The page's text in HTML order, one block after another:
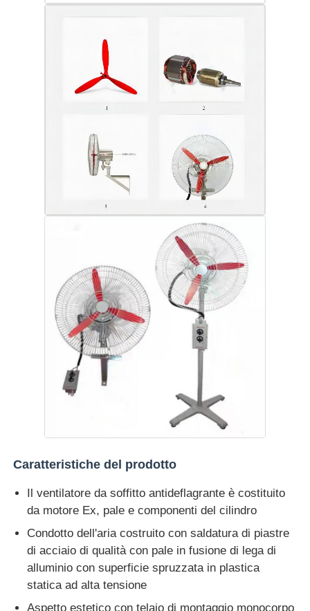
Caratteristiche del prodotto
Il ventilatore da soffitto antideflagrante è costituito
da motore Ex, pale e componenti del cilindro
Condotto dell'aria costruito con saldatura di piastre
di acciaio di qualità con pale in fusione di lega di
alluminio con superficie spruzzata in plastica
statica ad alta tensione
Aspetto estetico con telaio di montaggio monocorpo